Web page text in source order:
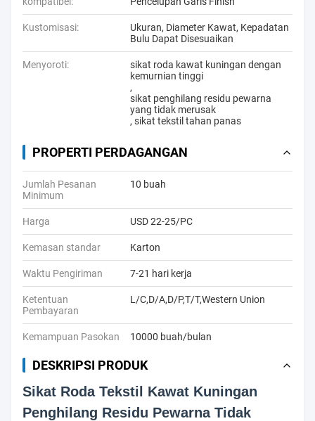
Kustomisasi:
Ukuran, Diameter Kawat, Kepadatan
Bulu Dapat Disesuaikan
Menyoroti:
sikat roda kawat kuningan dengan
kemurnian tinggi
,
sikat penghilang residu pewarna
yang tidak merusak
, sikat tekstil tahan panas
PROPERTI PERDAGANGAN
Jumlah Pesanan
Minimum
10 buah
Harga USD 22-25/PC
Kemasan standar Karton
Waktu Pengiriman 7-21 hari kerja
Ketentuan
Pembayaran
L/C,D/A,D/P,T/T,Western Union
Kemampuan Pasokan 10000 buah/bulan
DESKRIPSI PRODUK
Sikat Roda Tekstil Kawat Kuningan
Penghilang Residu Pewarna Tidak